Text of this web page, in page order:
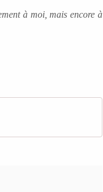
à moi, mais encore à